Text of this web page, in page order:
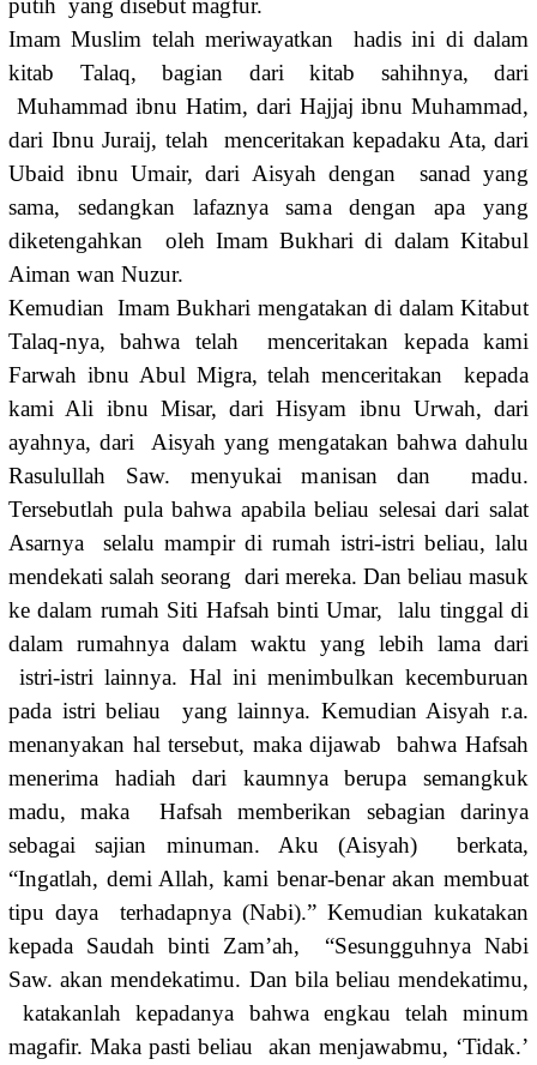
putih yang disebut magfur.
Imam Muslim telah meriwayatkan hadis ini di dalam
kitab Talaq, bagian dari kitab sahihnya, dari
Muhammad ibnu Hatim, dari Hajjaj ibnu Muhammad,
dari Ibnu Juraij, telah menceritakan kepadaku Ata, dari
Ubaid ibnu Umair, dari Aisyah dengan sanad yang
sama, sedangkan lafaznya sama dengan apa yang
diketengahkan oleh Imam Bukhari di dalam Kitabul
Aiman wan Nuzur.
Kemudian Imam Bukhari mengatakan di dalam Kitabut
Talaq-nya, bahwa telah menceritakan kepada kami
Farwah ibnu Abul Migra, telah menceritakan kepada
kami Ali ibnu Misar, dari Hisyam ibnu Urwah, dari
ayahnya, dari Aisyah yang mengatakan bahwa dahulu
Rasulullah Saw. menyukai manisan dan madu.
Tersebutlah pula bahwa apabila beliau selesai dari salat
Asarnya selalu mampir di rumah istri-istri beliau, lalu
mendekati salah seorang dari mereka. Dan beliau masuk
ke dalam rumah Siti Hafsah binti Umar, lalu tinggal di
dalam rumahnya dalam waktu yang lebih lama dari
istri-istri lainnya. Hal ini menimbulkan kecemburuan
pada istri beliau yang lainnya. Kemudian Aisyah r.a.
menanyakan hal tersebut, maka dijawab bahwa Hafsah
menerima hadiah dari kaumnya berupa semangkuk
madu, maka Hafsah memberikan sebagian darinya
sebagai sajian minuman. Aku (Aisyah) berkata,
“Ingatlah, demi Allah, kami benar-benar akan membuat
tipu daya terhadapnya (Nabi).” Kemudian kukatakan
kepada Saudah binti Zam’ah, “Sesungguhnya Nabi
Saw. akan mendekatimu. Dan bila beliau mendekatimu,
katakanlah kepadanya bahwa engkau telah minum
magafir. Maka pasti beliau akan menjawabmu, ‘Tidak.’